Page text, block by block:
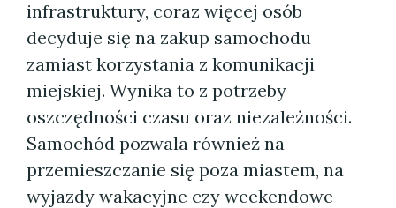
infrastruktury, coraz więcej osób
decyduje się na zakup samochodu
zamiast korzystania z komunikacji
miejskiej. Wynika to z potrzeby
oszczędności czasu oraz niezależności.
Samochód pozwala również na
przemieszczanie się poza miastem, na
wyjazdy wakacyjne czy weekendowe